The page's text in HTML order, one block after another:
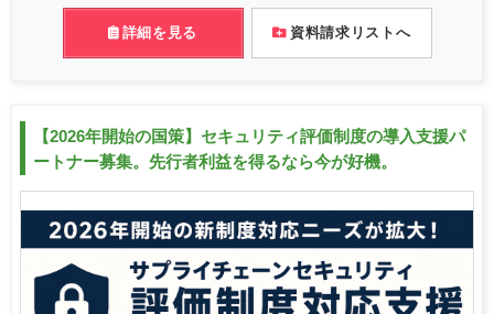
詳細を見る 資料請求リストへ
【2026年開始の国策】セキュリティ評価制度の導入支援パ
ートナー募集。先行者利益を得るなら今が好機。